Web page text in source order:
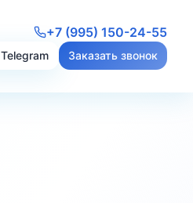
+7 (995) 150-24-55
Telegram Заказать звонок